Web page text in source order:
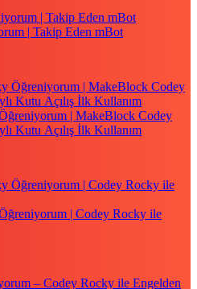
| Takip Eden mBot
| MakeBlock Codey
Kutu Açılış İlk Kullanım
| Codey Rocky ile